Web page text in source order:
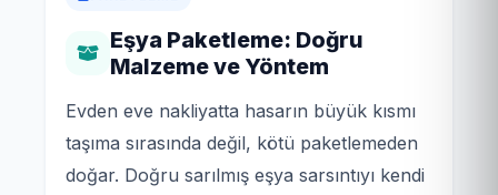
Eşya Paketleme: Doğru
Malzeme ve Yöntem
Evden eve nakliyatta hasarın büyük kısmı
taşıma sırasında değil, kötü paketlemeden
doğar. Doğru sarılmış eşya sarsıntıyı kendi